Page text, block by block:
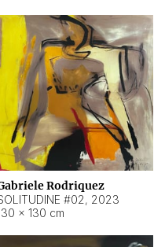
Rodriquez
#02, 2023
× 130 cm